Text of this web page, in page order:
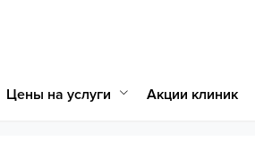
Цены на услуги Акции клиник